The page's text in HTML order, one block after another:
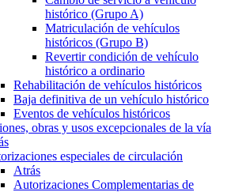
histórico (Grupo A)
Matriculación de vehículos
históricos (Grupo B)
Revertir condición de vehículo
histórico a ordinario
Rehabilitación de vehículos históricos
Baja definitiva de un vehículo histórico
Eventos de vehículos históricos
obras y usos excepcionales de la vía
especiales de circulación
Atrás
Autorizaciones Complementarias de